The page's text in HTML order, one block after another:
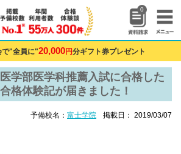
0
で"全員に"20,000円分ギフト券プレゼント
学部医学科推薦入試に合格した
格体験記が届きました！
予備校名： 富士学院 掲載日： 2019/03/07